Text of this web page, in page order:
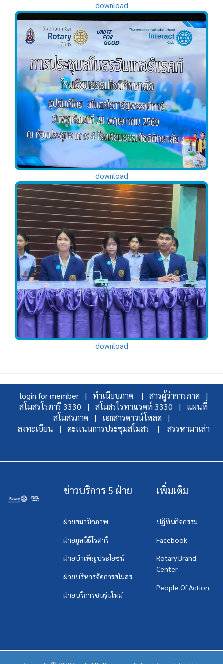
download
download
download
login for member | ทำเนียบภาค |
สารผู้ว่าการภาค |
สโมสรโรตารี 3330 |
สโมสรโรทาแรคท์ 3330 |
แผนที่
สโมสรภาค |
เอกสารดาวน์โหลด |
ลงทะเบียน |
คะเเนนการประชุมสโมสร | สรรหามาเล่า
ข่าวบริการ 5 ฝ่าย
ฝ่ายสมาชิกภาพ
ฝ่ายมูลนิธิโรตารี
ฝ่ายบำเพ็ญประโยชน์
ฝ่ายบริหารจัดการสโมสร
ฝ่ายบริการชนรุ่นใหม่
เพิ่มเติม
ปฏิทินกิจกรรม
Facebook
Rotary Brand
Center
People Of Action